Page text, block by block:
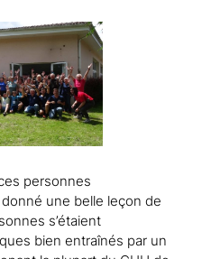
personnes
une belle leçon de
s’étaient
bien entraînés par un